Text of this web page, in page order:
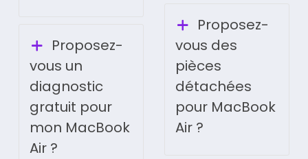
Proposez-
vous un
diagnostic
gratuit pour
mon MacBook
Air ?
Proposez-
vous des
pièces
détachées
pour MacBook
Air ?